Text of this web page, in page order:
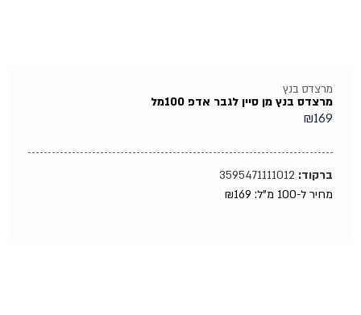
מרצדס בנץ
מרצדס בנץ מן סיין לגבר אדפ 100מל
₪169
ברקוד:3595471111012
מחיר ל-100 מ"ל:
₪169